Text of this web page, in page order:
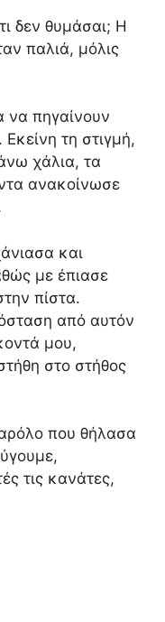
δεν θυμάσαι; Η
παλιά, μόλις
να πηγαίνουν
τη στιγμή,
χάλια, τα
ανακοίνωσε
και
με έπιασε
πίστα.
από αυτόν
μου,
στο στήθος
που θήλασα
τις κανάτες,